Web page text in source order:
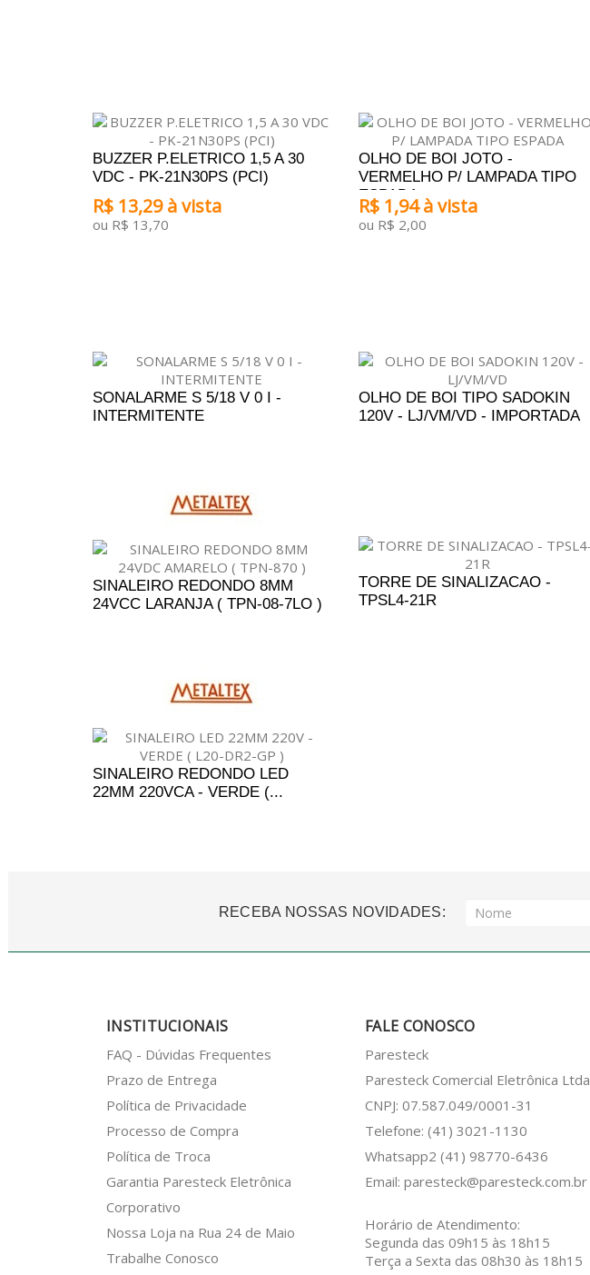
BUZZER P.ELETRICO 1,5 A 30
VDC - PK-21N30PS (PCI)
R$ 13,29 à vista
ou R$ 13,70
OLHO DE BOI JOTO -
VERMELHO P/ LAMPADA TIPO
ESPADA
R$ 1,94 à vista
ou R$ 2,00
SONALARME S 5/18 V 0 I -
INTERMITENTE
OLHO DE BOI TIPO SADOKIN
120V - LJ/VM/VD - IMPORTADA
SINALEIRO REDONDO 8MM
24VCC LARANJA ( TPN-08-7LO )
TORRE DE SINALIZACAO -
TPSL4-21R
SINALEIRO REDONDO LED
22MM 220VCA - VERDE (...
RECEBA NOSSAS NOVIDADES:
INSTITUCIONAIS
FAQ - Dúvidas Frequentes
Prazo de Entrega
Política de Privacidade
Processo de Compra
Política de Troca
Garantia Paresteck Eletrônica
Corporativo
Nossa Loja na Rua 24 de Maio
Trabalhe Conosco
FALE CONOSCO
Paresteck
Paresteck Comercial Eletrônica Ltda
CNPJ: 07.587.049/0001-31
Telefone: (41) 3021-1130
Whatsapp2 (41) 98770-6436
Email: paresteck@paresteck.com.br
Horário de Atendimento:
Segunda das 09h15 às 18h15
Terça a Sexta das 08h30 às 18h15